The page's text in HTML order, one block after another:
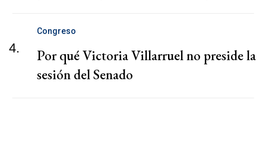
4.
Congreso
Por qué Victoria Villarruel no preside la
sesión del Senado